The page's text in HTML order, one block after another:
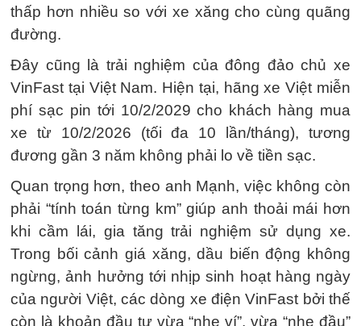
thấp hơn nhiều so với xe xăng cho cùng quãng
đường.
Đây cũng là trải nghiệm của đông đảo chủ xe
VinFast tại Việt Nam. Hiện tại, hãng xe Việt miễn
phí sạc pin tới 10/2/2029 cho khách hàng mua
xe từ 10/2/2026 (tối đa 10 lần/tháng), tương
đương gần 3 năm không phải lo về tiền sạc.
Quan trọng hơn, theo anh Mạnh, việc không còn
phải “tính toán từng km” giúp anh thoải mái hơn
khi cầm lái, gia tăng trải nghiệm sử dụng xe.
Trong bối cảnh giá xăng, dầu biến động không
ngừng, ảnh hưởng tới nhịp sinh hoạt hàng ngày
của người Việt, các dòng xe điện VinFast bởi thế
còn là khoản đầu tư vừa “nhẹ ví”, vừa “nhẹ đầu”